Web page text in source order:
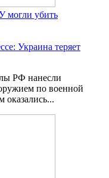
могли убить
Украина теряет
РФ нанесли
по военной
оказались...